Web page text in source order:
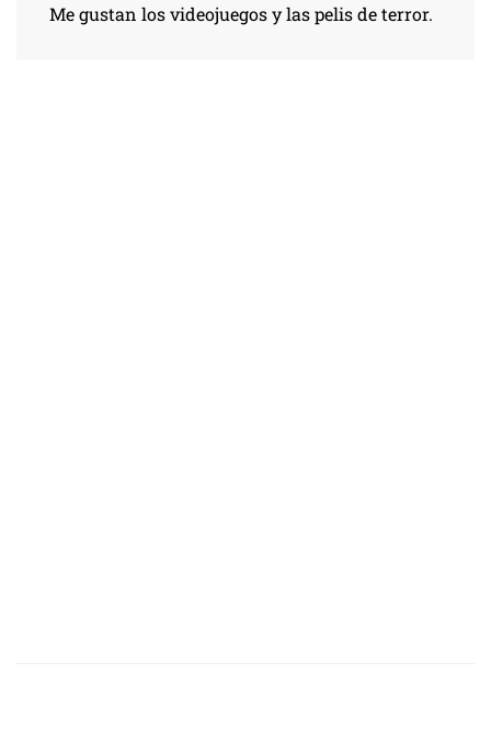
Me gustan los videojuegos y las pelis de terror.